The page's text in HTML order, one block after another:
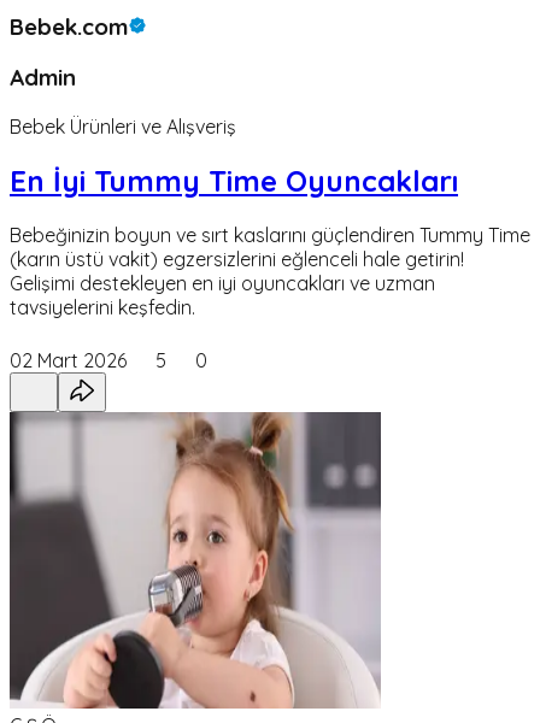
Bebek.com
Admin
Bebek Ürünleri ve Alışveriş
En İyi Tummy Time Oyuncakları
Bebeğinizin boyun ve sırt kaslarını güçlendiren Tummy Time
(karın üstü vakit) egzersizlerini eğlenceli hale getirin!
Gelişimi destekleyen en iyi oyuncakları ve uzman
tavsiyelerini keşfedin.
02 Mart 2026 5 0